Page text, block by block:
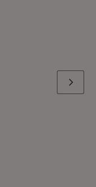
Seite Weiter